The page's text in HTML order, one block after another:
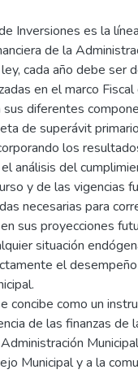
Inversiones es la
de la
cada año debe ser
en el marco
sus diferentes
de superávit
los
análisis del
y de las vigencias
necesarias para
sus proyecciones
situación
el
concibe como un
de las finanzas de
Municipal y a la